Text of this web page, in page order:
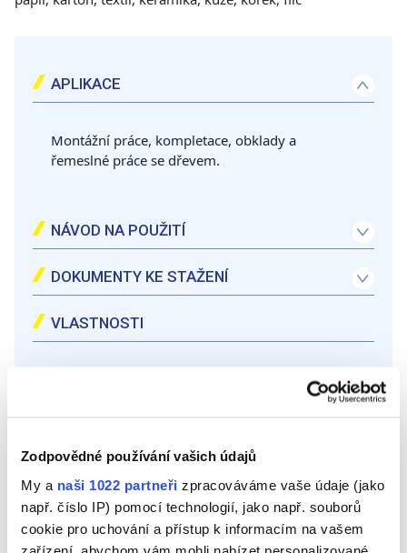
Zodpovědné používání vašich údajů
My a naši 1022 partneři zpracováváme vaše údaje (jako
např. číslo IP) pomocí technologií, jako např. souborů
cookie pro uchování a přístup k informacím na vašem
zařízení, abychom vám mohli nabízet personalizované
APLIKACE
Montážní práce, kompletace, obklady a
řemeslné práce se dřevem.
NÁVOD NA POUŽITÍ
DOKUMENTY KE STAŽENÍ
VLASTNOSTI
Kontrola dávkování
Uzávěr typu „twist“